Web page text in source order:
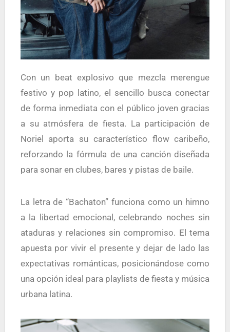
Con un beat explosivo que mezcla merengue
festivo y pop latino, el sencillo busca conectar
de forma inmediata con el público joven gracias
a su atmósfera de fiesta. La participación de
Noriel aporta su característico flow caribeño,
reforzando la fórmula de una canción diseñada
para sonar en clubes, bares y pistas de baile.
La letra de “Bachaton” funciona como un himno
a la libertad emocional, celebrando noches sin
ataduras y relaciones sin compromiso. El tema
apuesta por vivir el presente y dejar de lado las
expectativas románticas, posicionándose como
una opción ideal para playlists de fiesta y música
urbana latina.